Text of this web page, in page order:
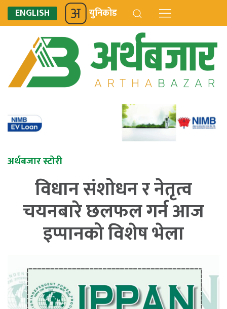
ENGLISH युनिकोड
अर्थबजार स्टोरी
विधान संशोधन र नेतृत्व
चयनबारे छलफल गर्न आज
इप्पानको विशेष भेला